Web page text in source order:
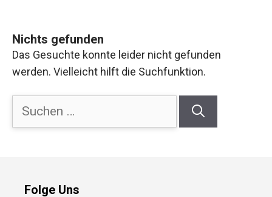
Nichts gefunden
Das Gesuchte konnte leider nicht gefunden
werden. Vielleicht hilft die Suchfunktion.
Folge Uns